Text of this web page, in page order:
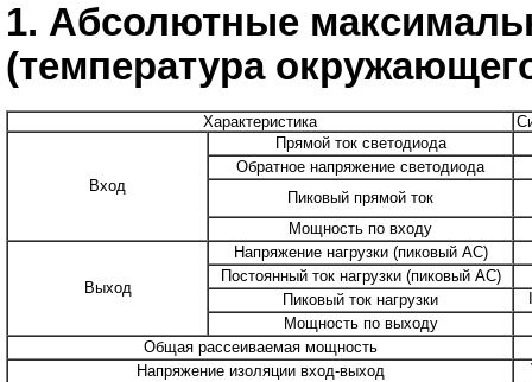
1. Абсолютные
(температура
Характеристика
Вход
Прямой ток светодиода
Обратное напряжение светодиода
Пиковый прямой ток
Мощность по входу
Выход
Напряжение нагрузки (пиковый AC)
Постоянный ток нагрузки (пиковый AC)
Пиковый ток нагрузки
Мощность по выходу
Общая рассеиваемая мощность
Напряжение изоляции вход-выход